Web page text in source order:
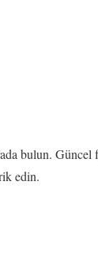
bulun.
edin.